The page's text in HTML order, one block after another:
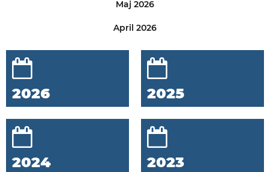
Maj 2026
April 2026
2026 2025
2024 2023